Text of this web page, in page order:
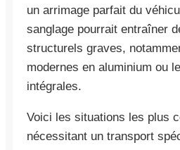
un arrimage parfait du
sanglage pourrait entraîner
structurels graves,
modernes en aluminium ou
intégrales.
Voici les situations les plus
nécessitant un transport